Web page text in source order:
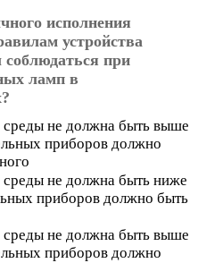
исполнения
устройства
соблюдаться при
ламп в
не должна быть выше
приборов должно
не должна быть ниже
приборов должно быть
не должна быть выше
приборов должно